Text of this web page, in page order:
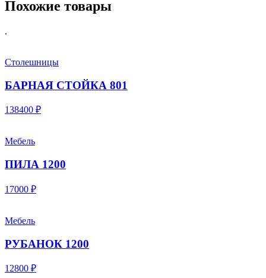
Похожие товары
.
Столешницы
БАРНАЯ СТОЙКА 801
138400 ₽
Мебель
ПИЛА 1200
17000 ₽
Мебель
РУБАНОК 1200
12800 ₽